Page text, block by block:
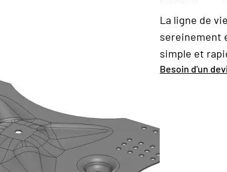
La ligne de
sereinement
simple et
Besoin d'un